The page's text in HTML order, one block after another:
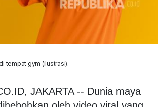
tempat gym (ilustrasi).
JAKARTA -- Dunia maya